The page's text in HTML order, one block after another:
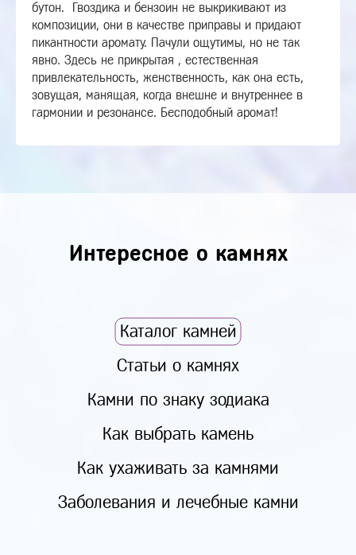
бутон. Гвоздика и бензоин не выкрикивают из
композиции, они в качестве приправы и придают
пикантности аромату. Пачули ощутимы, но не так
явно. Здесь не прикрытая , естественная
привлекательность, женственность, как она есть,
зовущая, манящая, когда внешне и внутреннее в
гармонии и резонансе. Бесподобный аромат!
Интересное о камнях
Каталог камней
Статьи о камнях
Камни по знаку зодиака
Как выбрать камень
Как ухаживать за камнями
Заболевания и лечебные камни